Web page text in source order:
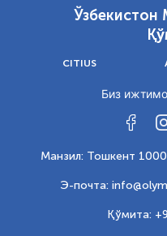
CITIUS
Биз
Манзил: Тошкент
Э-почта:
Қўмита: